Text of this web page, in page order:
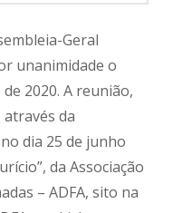
Geral
unanimidade o
2020. A reunião,
da
dia 25 de junho
da Associação
– ADFA, sito na